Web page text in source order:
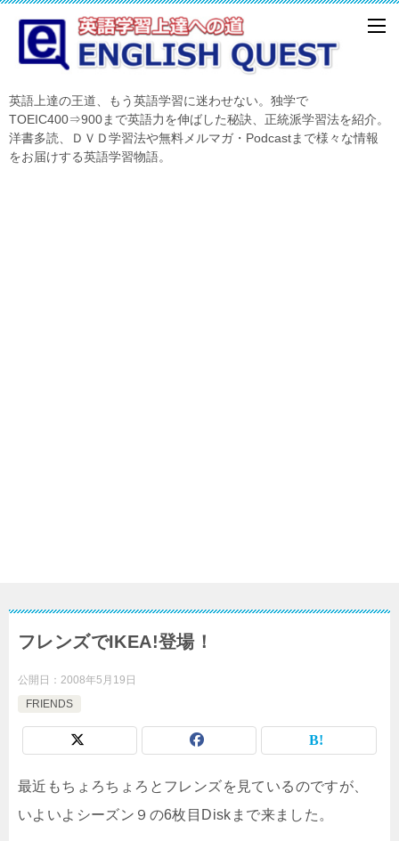
英語上達の王道、もう英語学習に迷わせない。独学で
TOEIC400⇒900まで英語力を伸ばした秘訣、正統派学習法を紹介。
洋書多読、ＤＶＤ学習法や無料メルマガ・Podcastまで様々な情報
をお届けする英語学習物語。
フレンズでIKEA!登場！
公開日： 2008年5月19日
FRIENDS
最近もちょろちょろとフレンズを見ているのですが、
いよいよシーズン９の6枚目Diskまで来ました。